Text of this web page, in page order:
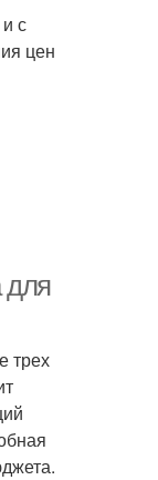
с
цен
для
трех